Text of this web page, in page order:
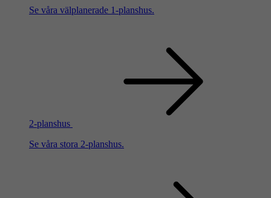
Se våra välplanerade 1-planshus.
2-planshus
Se våra stora 2-planshus.